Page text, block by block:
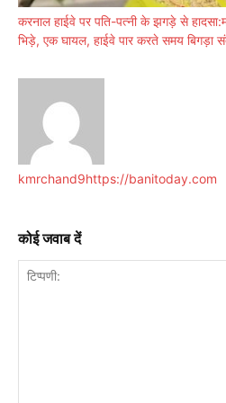
करनाल हाईवे पर पति-पत्नी के झगड़े से
भिड़े, एक घायल, हाईवे पार करते समय बिगड़ा
kmrchand9https://banitoday.com
कोई जवाब दें